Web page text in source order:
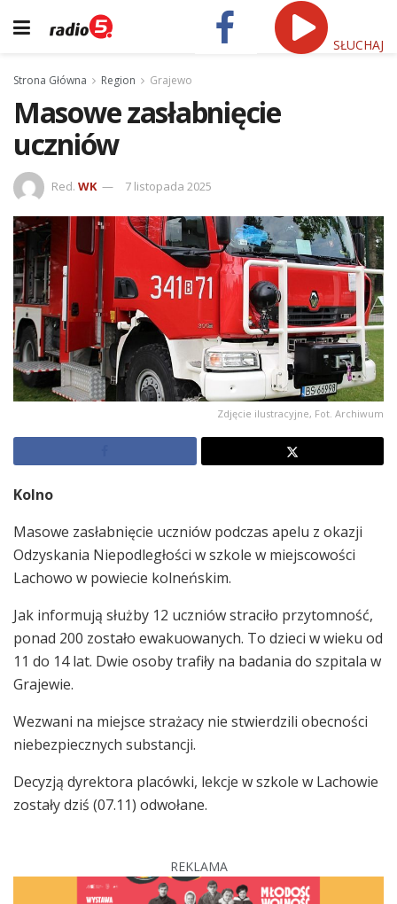
SŁUCHAJ
Strona Główna Region Grajewo
Masowe zasłabnięcie
uczniów
Red. WK 7 listopada 2025
Zdjęcie ilustracyjne, Fot. Archiwum
Kolno
Masowe zasłabnięcie uczniów podczas apelu z okazji
Odzyskania Niepodległości w szkole w miejscowości
Lachowo w powiecie kolneńskim.
Jak informują służby 12 uczniów straciło przytomność,
ponad 200 zostało ewakuowanych. To dzieci w wieku od
11 do 14 lat. Dwie osoby trafiły na badania do szpitala w
Grajewie.
Wezwani na miejsce strażacy nie stwierdzili obecności
niebezpiecznych substancji.
Decyzją dyrektora placówki, lekcje w szkole w Lachowie
zostały dziś (07.11) odwołane.
REKLAMA